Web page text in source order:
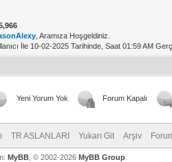
, Aramıza Hoşgeldiniz.
İle 10-02-2025 Tarihinde, Saat 01:59 AM
Yeni Yorum Yok Forum Kapalı
TR ASLANLARI Yukarı Git Arşiv
MyBB , © 2002-2026 MyBB Group